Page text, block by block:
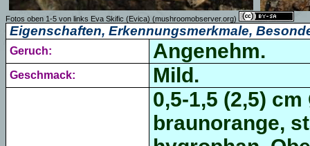
Fotos oben 1-5 von links Eva Skific (Evica) (mushroomobserver.org)
Eigenschaften, Erkennungsmerkmale,
Geruch: Angenehm.
Geschmack: Mild.
0,5-1,5 (2,5) cm
braunorange,